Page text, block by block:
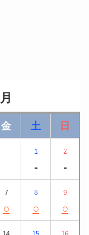
2026年8月
金 土 日
1
-
2
-
7
○
8
○
9
○